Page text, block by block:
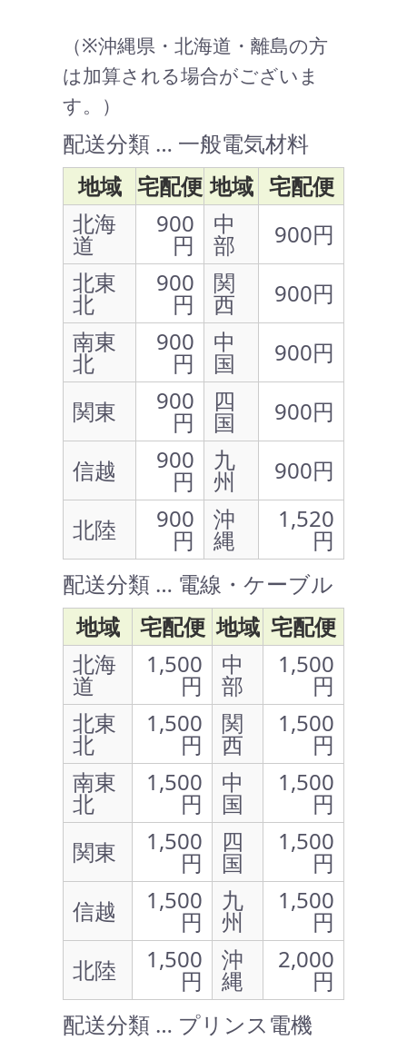
（※沖縄県・北海道・離島の方
は加算される場合がございま
す。）
配送分類 … 一般電気材料
地域 宅配便 地域 宅配便
北海
道
900
円
中
部
900円
北東
北
900
円
関
西
900円
南東
北
900
円
中
国
900円
関東
900
円
四
国
900円
信越
900
円
九
州
900円
北陸
900
円
沖
縄
1,520
円
配送分類 … 電線・ケーブル
地域
宅配便 地域 宅配便
北海
道
1,500
円
中
部
1,500
円
北東
北
1,500
円
関
西
1,500
円
南東
北
1,500
円
中
国
1,500
円
関東
1,500
円
四
国
1,500
円
信越
1,500
円
九
州
1,500
円
北陸
1,500
円
沖
縄
2,000
円
配送分類 … プリンス電機